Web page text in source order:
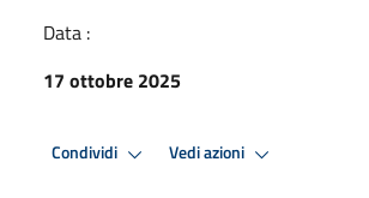
Data :
17 ottobre 2025
Condividi Vedi azioni